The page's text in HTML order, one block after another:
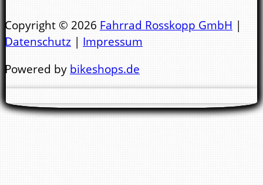
Mi. 9:00 - 13:00 UhrNachmittags geschlossen !
Do. - Fr. 9:00 - 13:00 Uhr & 14:00 - 18:00 Uhr
Copyright © 2026 Fahrrad Rosskopp GmbH |
Datenschutz | Impressum
Powered by bikeshops.de